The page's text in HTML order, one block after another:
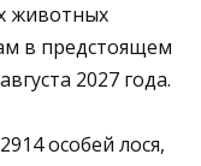
животных
в предстоящем
2027 года.
особей лося,